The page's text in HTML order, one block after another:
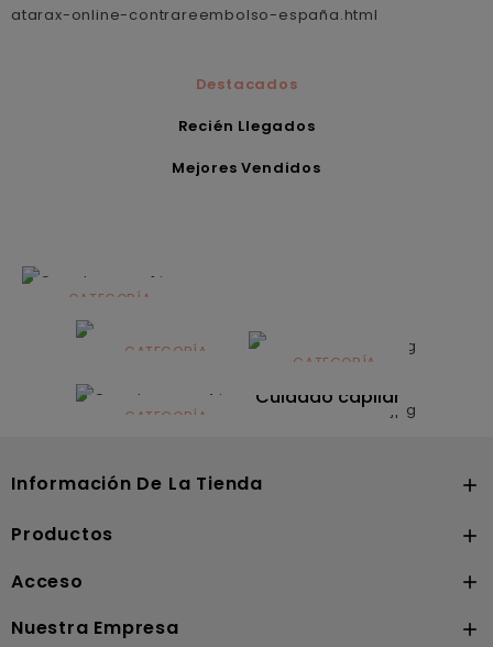
atarax-online-contrareembolso-españa.html
Destacados
Recién Llegados
Mejores Vendidos
CATEGORÍA
Alimentación
infantilCATEGORÍA
Dermocosmética
CATEGORÍA
Solares
CATEGORÍA
Cuidado capilar
Información De La Tienda 
Productos 
Acceso 
Nuestra Empresa 